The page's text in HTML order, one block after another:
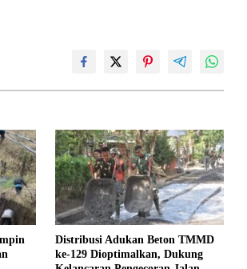
Distribusi Adukan Beton TMMD
ke-129 Dioptimalkan, Dukung